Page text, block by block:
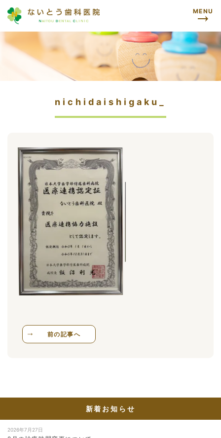
MENU
nichidaishigaku_
前の記事へ
新着お知らせ
2026年7月27日